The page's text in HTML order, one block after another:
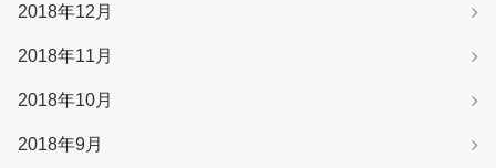
2018年12月
2018年11月
2018年10月
2018年9月